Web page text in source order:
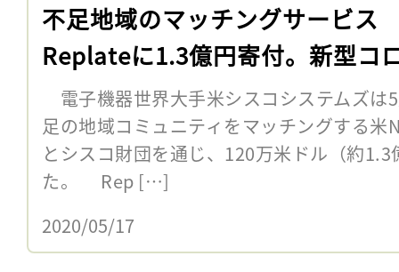
不足地域のマッチングサービス
Replateに1.3億円寄付。新型コ
電子機器世界大手米シスコシステムズは
足の地域コミュニティをマッチングする
とシスコ財団を通じ、120万米ドル（約
た。 Rep […]
2020/05/17